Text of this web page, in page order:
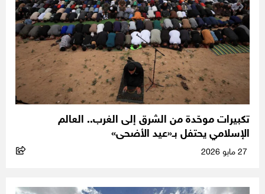
تكبيرات موحّدة من الشرق إلى الغرب.. العالم
الإسلامي يحتفل بـ«عيد الأضحى»